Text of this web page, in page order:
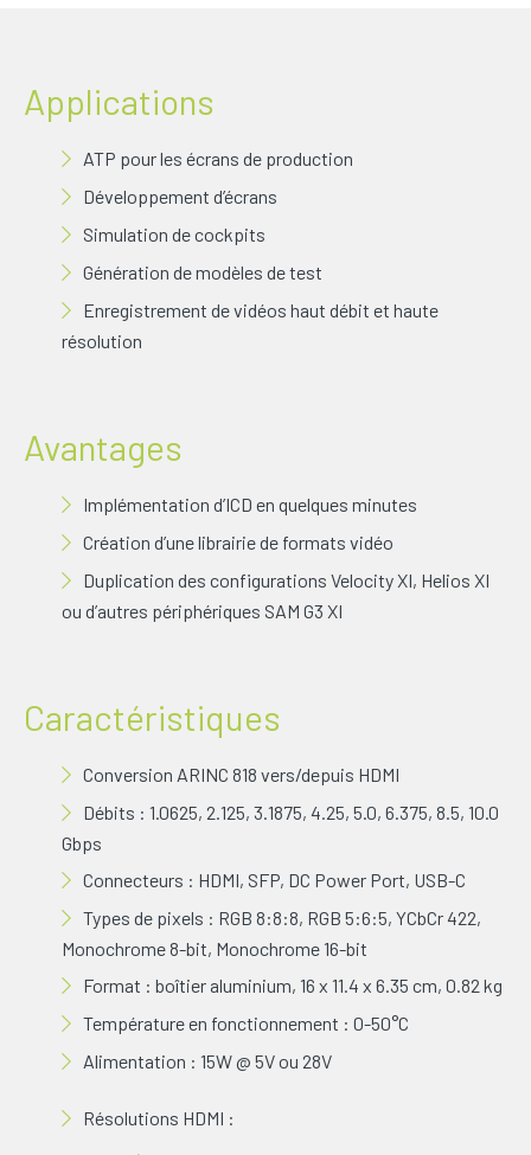
Applications
ATP pour les écrans de production
Développement d’écrans
Simulation de cockpits
Génération de modèles de test
Enregistrement de vidéos haut débit et haute
résolution
Avantages
Implémentation d’ICD en quelques minutes
Création d’une librairie de formats vidéo
Duplication des configurations Velocity XI, Helios XI
ou d’autres périphériques SAM G3 XI
Caractéristiques
Conversion ARINC 818 vers/depuis HDMI
Débits : 1.0625, 2.125, 3.1875, 4.25, 5.0, 6.375, 8.5, 10.0
Gbps
Connecteurs : HDMI, SFP, DC Power Port, USB-C
Types de pixels : RGB 8:8:8, RGB 5:6:5, YCbCr 422,
Monochrome 8-bit, Monochrome 16-bit
Format : boîtier aluminium, 16 x 11.4 x 6.35 cm, 0.82 kg
Température en fonctionnement : 0-50°C
Alimentation : 15W @ 5V ou 28V
Résolutions HDMI :